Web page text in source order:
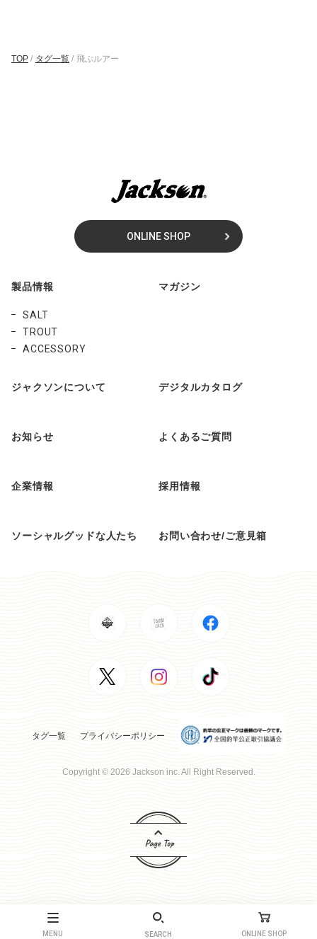
MENU SEARCH ONLINE SHOP
TOP / タグ一覧 / 飛ぶルアー
ONLINE SHOP
製品情報
SALT
TROUT
ACCESSORY
マガジン
ジャクソンについて デジタルカタログ
お知らせ よくあるご質問
企業情報 採用情報
ソーシャルグッドな人たち お問い合わせ/ご意見箱
タグ一覧 プライバシーポリシー
Copyright © 2026 Jackson inc. All Right Reserved.